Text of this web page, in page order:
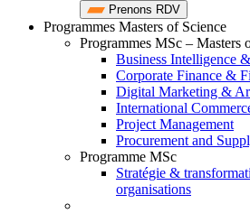
Prenons RDV
Programmes Masters of Science
Programmes MSc – Masters
Business Intelligence
Corporate Finance &
Digital Marketing &
International
Project Management
Procurement and
Programme MSc
Stratégie &
organisations